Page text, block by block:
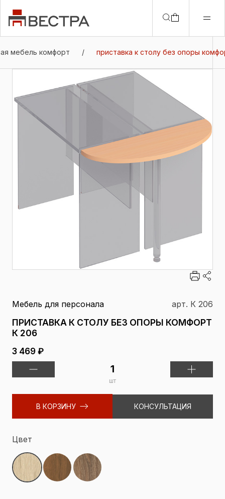
мебель комфорт / приставка к столу без опоры
Мебель для персонала арт. К 206
ПРИСТАВКА К СТОЛУ БЕЗ ОПОРЫ КОМФОРТ
К 206
3 469 ₽
шт
В КОРЗИНУ КОНСУЛЬТАЦИЯ
Цвет